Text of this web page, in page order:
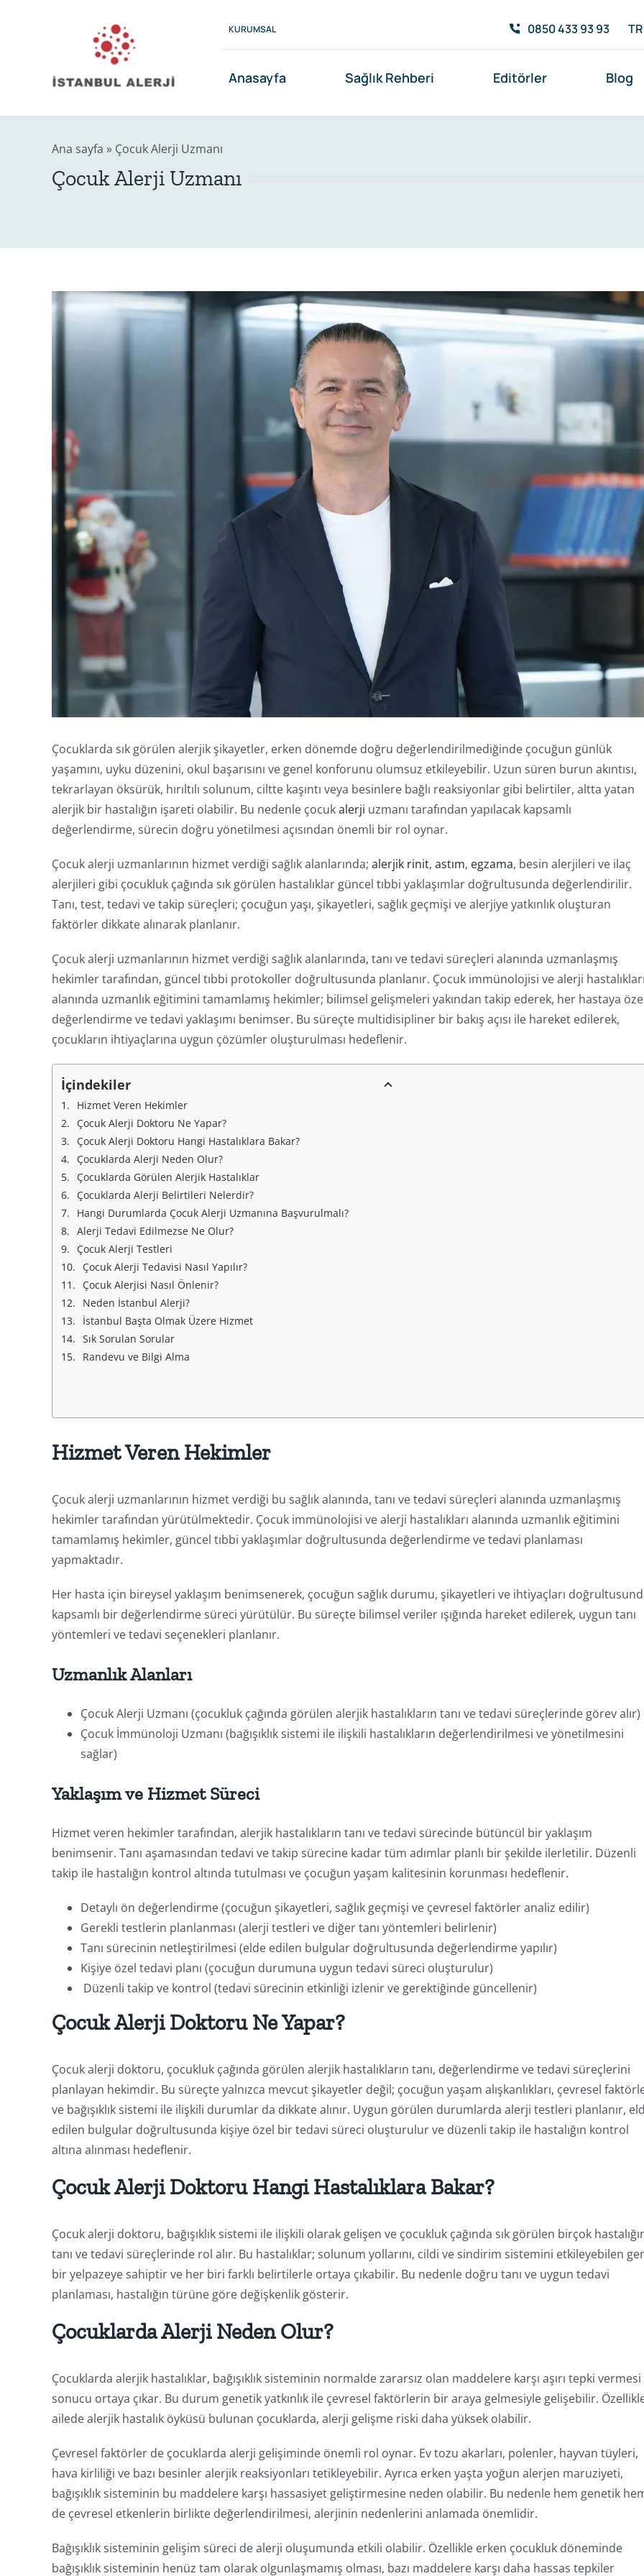
KURUMSAL 0850 433 93 93 TR
Anasayfa Sağlık Rehberi Editörler Blog
Ana sayfa » Çocuk Alerji Uzmanı
Çocuk Alerji Uzmanı
Çocuklarda sık görülen alerjik şikayetler, erken dönemde doğru değerlendirilmediğinde çocuğun günlük
yaşamını, uyku düzenini, okul başarısını ve genel konforunu olumsuz etkileyebilir. Uzun süren burun akıntısı,
tekrarlayan öksürük, hırıltılı solunum, ciltte kaşıntı veya besinlere bağlı reaksiyonlar gibi belirtiler, altta yatan
alerjik bir hastalığın işareti olabilir. Bu nedenle çocukalerji uzmanı tarafından yapılacak kapsamlı
değerlendirme, sürecin doğru yönetilmesi açısından önemli bir rol oynar.
Çocuk alerji uzmanlarının hizmet verdiği sağlık alanlarında; alerjik rinit, astım, egzama, besin alerjileri ve ilaç
alerjileri gibi çocukluk çağında sık görülen hastalıklar güncel tıbbi yaklaşımlar doğrultusunda değerlendirilir.
Tanı, test, tedavi ve takip süreçleri; çocuğun yaşı, şikayetleri, sağlık geçmişi ve alerjiye yatkınlık oluşturan
faktörler dikkate alınarak planlanır.
Çocuk alerji uzmanlarının hizmet verdiği sağlık alanlarında, tanı ve tedavi süreçleri alanında uzmanlaşmış
hekimler tarafından, güncel tıbbi protokoller doğrultusunda planlanır. Çocuk immünolojisi ve alerji
alanında uzmanlık eğitimini tamamlamış hekimler; bilimsel gelişmeleri yakından takip ederek, her hastaya
değerlendirme ve tedavi yaklaşımı benimser. Bu süreçte multidisipliner bir bakış açısı ile hareket edilerek,
çocukların ihtiyaçlarına uygun çözümler oluşturulması hedeflenir.
İçindekiler
Hizmet Veren Hekimler
Çocuk Alerji Doktoru Ne Yapar?
Çocuk Alerji Doktoru Hangi Hastalıklara Bakar?
Çocuklarda Alerji Neden Olur?
Çocuklarda Görülen Alerjik Hastalıklar
Çocuklarda Alerji Belirtileri Nelerdir?
Hangi Durumlarda Çocuk Alerji Uzmanına Başvurulmalı?
Alerji Tedavi Edilmezse Ne Olur?
Çocuk Alerji Testleri
Çocuk Alerji Tedavisi Nasıl Yapılır?
Çocuk Alerjisi Nasıl Önlenir?
Neden İstanbul Alerji?
İstanbul Başta Olmak Üzere Hizmet
Sık Sorulan Sorular
Randevu ve Bilgi Alma
Hizmet Veren Hekimler
Çocuk alerji uzmanlarının hizmet verdiği bu sağlık alanında, tanı ve tedavi süreçleri alanında uzmanlaşmış
hekimler tarafından yürütülmektedir. Çocuk immünolojisi ve alerji hastalıkları alanında uzmanlık eğitimini
tamamlamış hekimler, güncel tıbbi yaklaşımlar doğrultusunda değerlendirme ve tedavi planlaması
yapmaktadır.
Her hasta için bireysel yaklaşım benimsenerek, çocuğun sağlık durumu, şikayetleri ve ihtiyaçları
kapsamlı bir değerlendirme süreci yürütülür. Bu süreçte bilimsel veriler ışığında hareket edilerek, uygun tanı
yöntemleri ve tedavi seçenekleri planlanır.
Uzmanlık Alanları
Çocuk Alerji Uzmanı (çocukluk çağında görülen alerjik hastalıkların tanı ve tedavi süreçlerinde görev alır)
Çocuk İmmünoloji Uzmanı (bağışıklık sistemi ile ilişkili hastalıkların değerlendirilmesi ve yönetilmesini
sağlar)
Yaklaşım ve Hizmet Süreci
Hizmet veren hekimler tarafından, alerjik hastalıkların tanı ve tedavi sürecinde bütüncül bir yaklaşım
benimsenir. Tanı aşamasından tedavi ve takip sürecine kadar tüm adımlar planlı bir şekilde ilerletilir. Düzenli
takip ile hastalığın kontrol altında tutulması ve çocuğun yaşam kalitesinin korunması hedeflenir.
Detaylı ön değerlendirme (çocuğun şikayetleri, sağlık geçmişi ve çevresel faktörler analiz edilir)
Gerekli testlerin planlanması (alerji testleri ve diğer tanı yöntemleri belirlenir)
Tanı sürecinin netleştirilmesi (elde edilen bulgular doğrultusunda değerlendirme yapılır)
Kişiye özel tedavi planı (çocuğun durumuna uygun tedavi süreci oluşturulur)
Düzenli takip ve kontrol (tedavi sürecinin etkinliği izlenir ve gerektiğinde güncellenir)
Çocuk Alerji Doktoru Ne Yapar?
Çocuk alerji doktoru, çocukluk çağında görülen alerjik hastalıkların tanı, değerlendirme ve tedavi süreçlerini
planlayan hekimdir. Bu süreçte yalnızca mevcut şikayetler değil; çocuğun yaşam alışkanlıkları, çevresel
ve bağışıklık sistemi ile ilişkili durumlar da dikkate alınır. Uygun görülen durumlarda alerji testleri planlanır,
edilen bulgular doğrultusunda kişiye özel bir tedavi süreci oluşturulur ve düzenli takip ile hastalığın kontrol
altına alınması hedeflenir.
Çocuk Alerji Doktoru Hangi Hastalıklara Bakar?
Çocuk alerji doktoru, bağışıklık sistemi ile ilişkili olarak gelişen ve çocukluk çağında sık görülen birçok
tanı ve tedavi süreçlerinde rol alır. Bu hastalıklar; solunum yollarını, cildi ve sindirim sistemini etkileyebilen
bir yelpazeye sahiptir ve her biri farklı belirtilerle ortaya çıkabilir. Bu nedenle doğru tanı ve uygun tedavi
planlaması, hastalığın türüne göre değişkenlik gösterir.
Çocuklarda Alerji Neden Olur?
Çocuklarda alerjik hastalıklar, bağışıklık sisteminin normalde zararsız olan maddelere karşı aşırı tepki vermesi
sonucu ortaya çıkar. Bu durum genetik yatkınlık ile çevresel faktörlerin bir araya gelmesiyle gelişebilir.
ailede alerjik hastalık öyküsü bulunan çocuklarda, alerji gelişme riski daha yüksek olabilir.
Çevresel faktörler de çocuklarda alerji gelişiminde önemli rol oynar. Ev tozu akarları, polenler, hayvan tüyleri,
hava kirliliği ve bazı besinler alerjik reaksiyonları tetikleyebilir. Ayrıca erken yaşta yoğun alerjen maruziyeti,
bağışıklık sisteminin bu maddelere karşı hassasiyet geliştirmesine neden olabilir. Bu nedenle hem genetik
de çevresel etkenlerin birlikte değerlendirilmesi, alerjinin nedenlerini anlamada önemlidir.
Bağışıklık sisteminin gelişim süreci de alerji oluşumunda etkili olabilir. Özellikle erken çocukluk döneminde
bağışıklık sisteminin henüz tam olarak olgunlaşmamış olması, bazı maddelere karşı daha hassas tepkiler